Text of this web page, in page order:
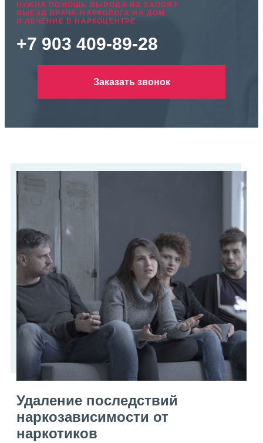
НУЖНА ПОМОЩЬ ВЫВОДА ИЗ ЗАПОЯ?
ВЫЕЗД ВРАЧА-НАРКОЛОГА НА ДОМ
И ЛЕЧЕНИЕ В НАРКОЦЕНТРЕ
+7 903 409-89-28
Заказать звонок
Удаление последствий
наркозависимости от
наркотиков